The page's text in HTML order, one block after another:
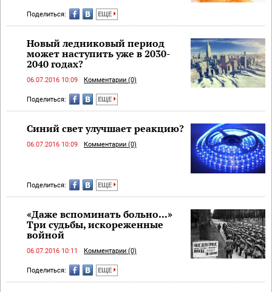
Поделиться: ЕЩЕ
Новый ледниковый период
может наступить уже в 2030-
2040 годах?
06.07.2016 10:09 Комментарии (0)
Поделиться: ЕЩЕ
Синий свет улучшает реакцию?
06.07.2016 10:09 Комментарии (0)
Поделиться: ЕЩЕ
«Даже вспоминать больно...»
Три судьбы, искореженные
войной
06.07.2016 10:11 Комментарии (0)
Поделиться: ЕЩЕ